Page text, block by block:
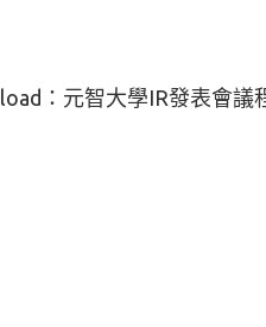
： 元智大學IR發表會議